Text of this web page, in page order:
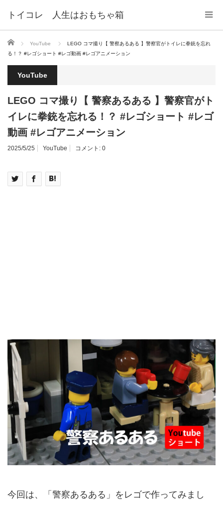
トイコレ 人生はおもちゃ箱
ホーム YouTube
LEGO コマ撮り【 警察あるある 】警察官がトイレに拳銃を忘れ
る！？ #レゴショート #レゴ動画 #レゴアニメーション
YouTube
LEGO コマ撮り【 警察あるある 】警察官がト
イレに拳銃を忘れる！？ #レゴショート #レゴ
動画 #レゴアニメーション
2025/5/25 YouTube コメント: 0
今回は、「警察あるある」をレゴで作ってみまし